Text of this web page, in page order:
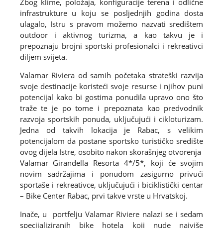
Zbog klime, položaja, konfiguracije terena i odlične
infrastrukture u koju se posljednjih godina dosta
ulagalo, Istru s pravom možemo nazvati središtem
outdoor i aktivnog turizma, a kao takvu je i
prepoznaju brojni sportski profesionalci i rekreativci
diljem svijeta.
Valamar Riviera od samih početaka strateški razvija
svoje destinacije koristeći svoje resurse i njihov puni
potencijal kako bi gostima ponudila upravo ono što
traže te je po tome i prepoznata kao predvodnik
razvoja sportskih ponuda, uključujući i cikloturizam.
Jedna od takvih lokacija je Rabac, s velikim
potencijalom da postane sportsko turističko središte
ovog dijela Istre, osobito nakon skorašnjeg otvorenja
Valamar Girandella Resorta 4*/5*, koji će svojim
novim sadržajima i ponudom zasigurno privući
sportaše i rekreativce, uključujući i biciklistički centar
– Bike Center Rabac, prvi takve vrste u Hrvatskoj.
Inače, u portfelju Valamar Riviere nalazi se i sedam
specijaliziranih bike hotela koji nude najviše